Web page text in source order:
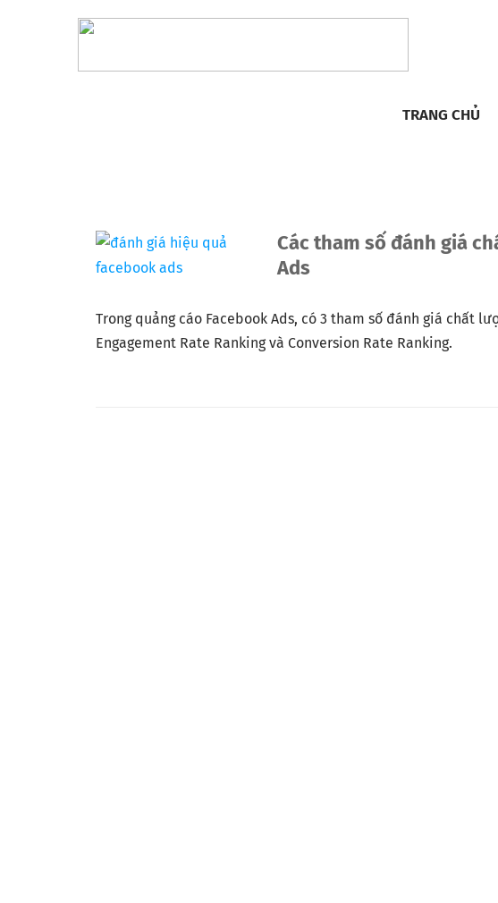
TRANG CHỦ
Các tham số đánh giá
Ads
Trong quảng cáo Facebook Ads, có 3 tham số đánh giá chất
Engagement Rate Ranking và Conversion Rate Ranking.